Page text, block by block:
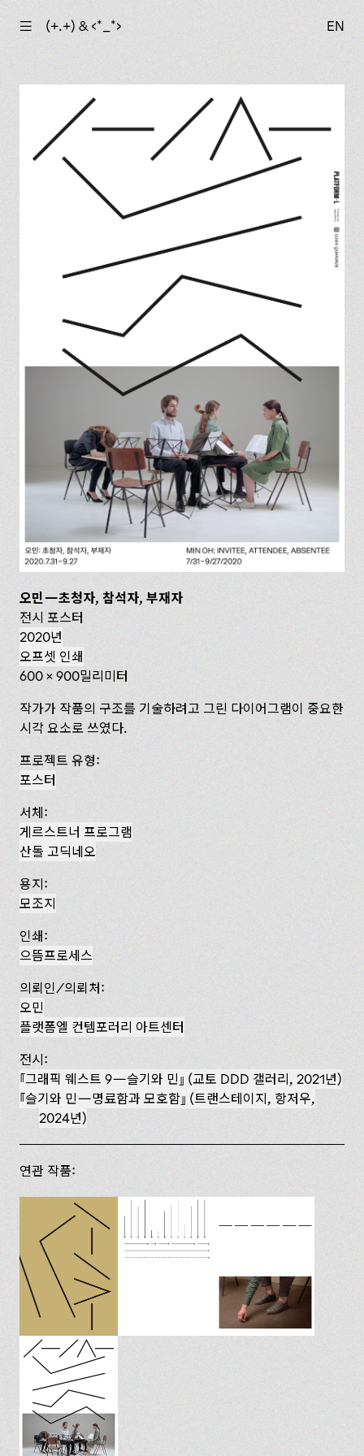
☰ (+.+) & ‹*_*› EN
오민—초청자, 참석자, 부재자
전시 포스터
2020년
오프셋 인쇄
600 x 900밀리미터
작가가 작품의 구조를 기술하려고 그린 다이어그램이 중요한
시각 요소로 쓰였다.
프로젝트 유형:
포스터
서체:
게르스트너 프로그램
산돌 고딕네오
용지:
모조지
인쇄:
으뜸프로세스
의뢰인/의뢰처:
오민
플랫폼엘 컨템포러리 아트센터
전시:
『그래픽 웨스트 9—슬기와 민』 (교토 DDD 갤러리, 2021년)
슬기와 민—명료함과 모호함 (트랜스테이지, 항저우,
2024년)
연관 작품: